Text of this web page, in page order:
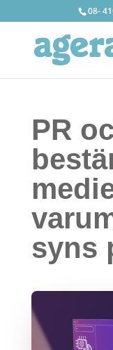
08-
PR
syns